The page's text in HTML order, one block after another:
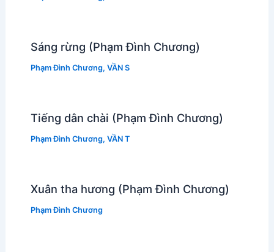
Sáng rừng (Phạm Đình Chương)
Phạm Đình Chương, VẦN S
Tiếng dân chài (Phạm Đình Chương)
Phạm Đình Chương, VẦN T
Xuân tha hương (Phạm Đình Chương)
Phạm Đình Chương